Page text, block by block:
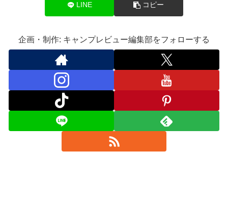
LINE コピー
企画・制作: キャンプレビュー編集部をフォローする